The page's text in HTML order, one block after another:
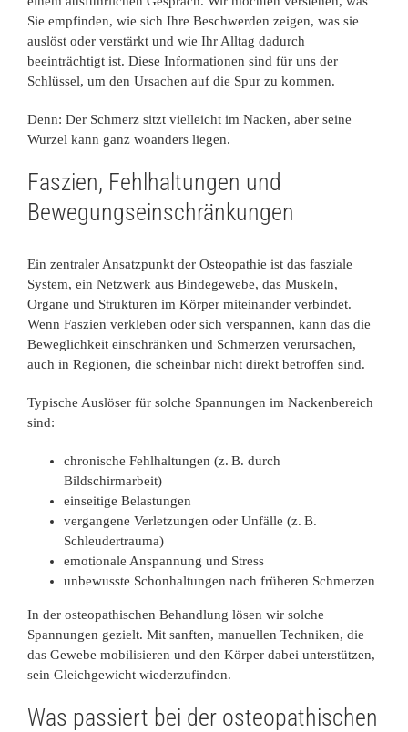
Sie empfinden, wie sich Ihre Beschwerden zeigen, was sie
auslöst oder verstärkt und wie Ihr Alltag dadurch
beeinträchtigt ist. Diese Informationen sind für uns der
Schlüssel, um den Ursachen auf die Spur zu kommen.
Denn: Der Schmerz sitzt vielleicht im Nacken, aber seine
Wurzel kann ganz woanders liegen.
Faszien, Fehlhaltungen und
Bewegungseinschränkungen
Ein zentraler Ansatzpunkt der Osteopathie ist das fasziale
System, ein Netzwerk aus Bindegewebe, das Muskeln,
Organe und Strukturen im Körper miteinander verbindet.
Wenn Faszien verkleben oder sich verspannen, kann das die
Beweglichkeit einschränken und Schmerzen verursachen,
auch in Regionen, die scheinbar nicht direkt betroffen sind.
Typische Auslöser für solche Spannungen im Nackenbereich
sind:
chronische Fehlhaltungen (z. B. durch
Bildschirmarbeit)
einseitige Belastungen
vergangene Verletzungen oder Unfälle (z. B.
Schleudertrauma)
emotionale Anspannung und Stress
unbewusste Schonhaltungen nach früheren Schmerzen
In der osteopathischen Behandlung lösen wir solche
Spannungen gezielt. Mit sanften, manuellen Techniken, die
das Gewebe mobilisieren und den Körper dabei unterstützen,
sein Gleichgewicht wiederzufinden.
Was passiert bei der osteopathischen